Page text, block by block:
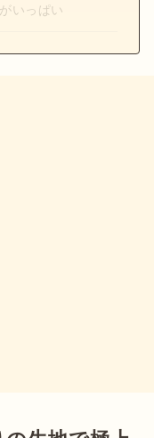
いっぱい